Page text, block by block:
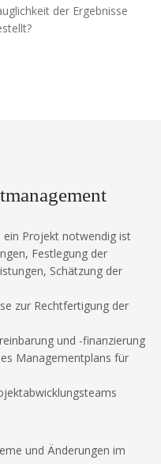
der Ergebnisse
ein Projekt notwendig ist
Festlegung der
Schätzung der
zur Rechtfertigung der
und -finanzierung
Managementplans für
und Änderungen im